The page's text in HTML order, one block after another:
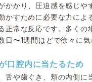
かかり、圧迫感を感じや
かすために必要な力によ
正常な反応です。多くの
日〜1週間ほどで徐々に気
口腔内に当たるため
舌や歯ぐき、頬の内側に